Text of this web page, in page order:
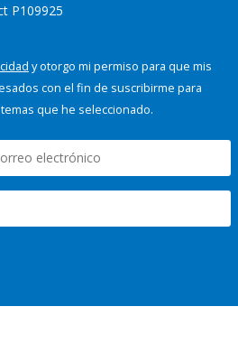
P109925
y otorgo mi permiso para que mis
con el fin de suscribirme para
que he seleccionado.